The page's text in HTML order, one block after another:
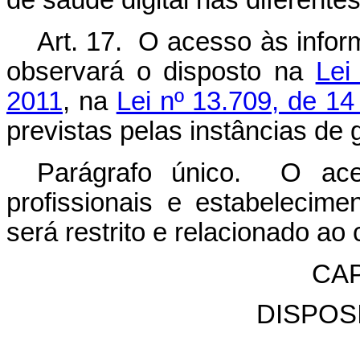
Art. 17. O acesso às
observará o disposto na
2011, na Lei nº 13.709, de
previstas pelas instâncias de
Parágrafo único. O
profissionais e
será restrito e relacionado ao